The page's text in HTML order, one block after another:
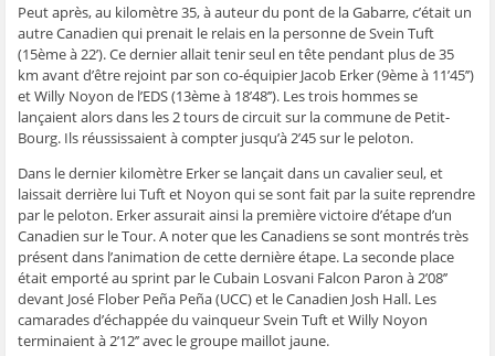
e
b
o
o
k
(
o
u
v
r
e
a
s
u
n
e
n
o
u
v
e
l
l
e
t
t
e
r
o
u
v
r
e
d
n
u
n
e
n
o
u
v
e
l
l
e
f
t
s
A
p
(
o
u
v
r
e
a
n
s
u
n
e
n
o
u
e
l
l
e
p
e
(
o
v
r
e
d
a
n
u
n
e
n
o
u
v
e
l
e
f
e
n
i
l
à
u
a
m
i
(
o
u
r
e
d
a
n
s
u
n
e
o
u
v
Peut après, au kilomètre 35, à auteur du pont de la Gabarre, c’était un
autre Canadien qui prenait le relais en la personne de Svein Tuft
(15ème à 22’). Ce dernier allait tenir seul en tête pendant plus de 35
km avant d’être rejoint par son co-équipier Jacob Erker (9ème à 11’45’’)
et Willy Noyon de l’EDS (13ème à 18’48’’). Les trois hommes se
lançaient alors dans les 2 tours de circuit sur la commune de Petit-
Bourg. Ils réussissaient à compter jusqu’à 2’45 sur le peloton.
Dans le dernier kilomètre Erker se lançait dans un cavalier seul, et
laissait derrière lui Tuft et Noyon qui se sont fait par la suite reprendre
par le peloton. Erker assurait ainsi la première victoire d’étape d’un
Canadien sur le Tour. A noter que les Canadiens se sont montrés très
présent dans l’animation de cette dernière étape. La seconde place
était emporté au sprint par le Cubain Losvani Falcon Paron à 2’08’’
devant José Flober Peña Peña (UCC) et le Canadien Josh Hall. Les
camarades d’échappée du vainqueur Svein Tuft et Willy Noyon
terminaient à 2’12’’ avec le groupe maillot jaune.